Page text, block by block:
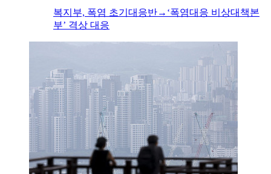
복지부, 폭염 초기대응반→‘폭염대응 비상대책본
부’ 격상 대응